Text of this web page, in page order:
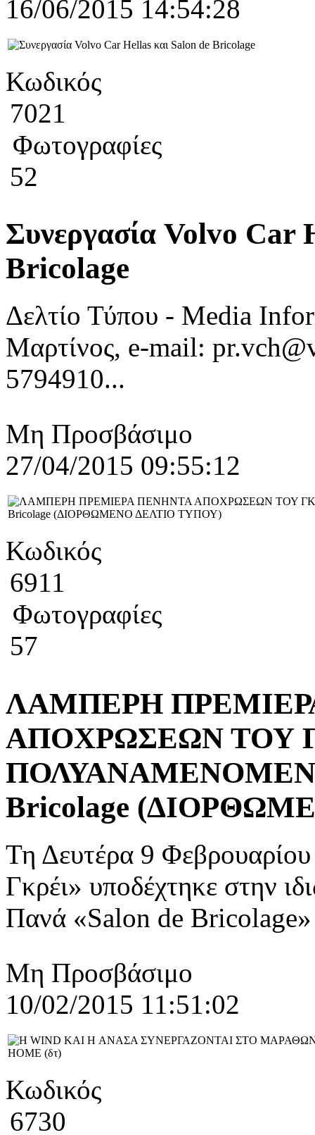
16/06/2015 14:54:28
Κωδικός
7021
Φωτογραφίες
52
Συνεργασία Volvo Car
Bricolage
Δελτίο Τύπου - Media
Μαρτίνος, e-mail:
5794910...
Μη Προσβάσιμο
27/04/2015 09:55:12
Κωδικός
6911
Φωτογραφίες
57
ΛΑΜΠΕΡΗ
ΑΠΟΧΡΩΣΕΩΝ ΤΟΥ
ΠΟΛΥΑΝΑΜΕΝΟΜΕΝΗ
Bricolage
Τη Δευτέρα 9
Γκρέι» υποδέχτηκε στην
Πανά «Salon de Bricolage»
Μη Προσβάσιμο
10/02/2015 11:51:02
Κωδικός
6730